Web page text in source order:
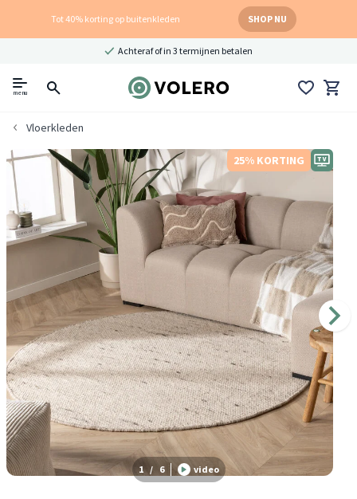
Tot 40% korting op buitenkleden SHOP NU
Achteraf of in 3 termijnen betalen
menu
Vloerkleden
25% KORTING
1 / 6 video